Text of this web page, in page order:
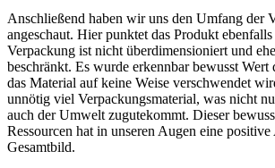
Anschließend haben wir uns den Umfang der
angeschaut. Hier punktet das Produkt
Verpackung ist nicht überdimensioniert und
beschränkt. Es wurde erkennbar bewusst Wert
das Material auf keine Weise verschwendet
unnötig viel Verpackungsmaterial, was nicht
auch der Umwelt zugutekommt. Dieser
Ressourcen hat in unseren Augen eine
Gesamtbild.